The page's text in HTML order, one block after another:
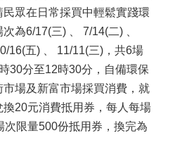
眾在日常採買中輕鬆實踐環
為6/17(三) 、 7/14(二) 、
16(五) 、 11/11(三)，共6場
30分至12時30分，自備環保
場及新富市場採買消費，就
20元消費抵用券，每人每場
次限量500份抵用券，換完為